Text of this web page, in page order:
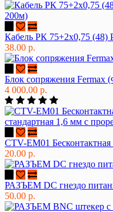
Кабель РК 75+2х0,75 (48)
38.00 р.
Блок сопряжения Fermax
4 000.00 р.
CTV-EM01
20.00 р.
РАЗЪЕМ DC гнездо
50.00 р.